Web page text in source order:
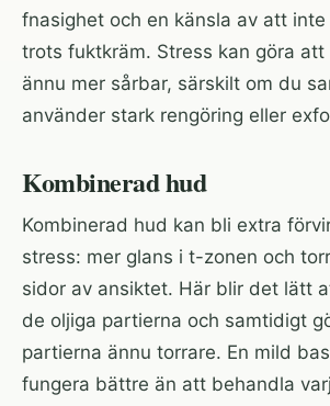
fnasighet och en känsla av att
trots fuktkräm. Stress kan göra att
ännu mer sårbar, särskilt om du
använder stark rengöring eller
Kombinerad hud
Kombinerad hud kan bli extra
stress: mer glans i t-zonen och
sidor av ansiktet. Här blir det lätt
de oljiga partierna och samtidigt
partierna ännu torrare. En mild
fungera bättre än att behandla